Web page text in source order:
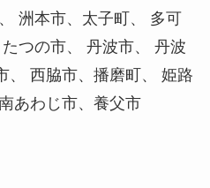
洲本市、太子町、 多可
つの市、 丹波市、 丹波
、 西脇市、播磨町、 姫路
あわじ市、養父市